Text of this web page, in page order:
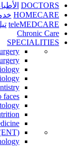
DOCTORS
HOMECARE
teleMEDCARE
Chronic Care
SPECIALITIES
faces